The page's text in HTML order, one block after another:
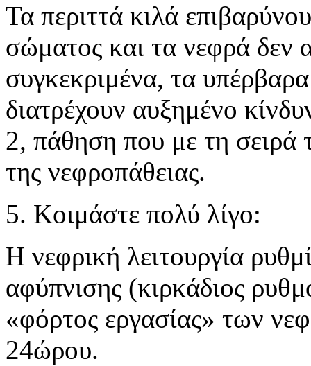
Τα περιττά κιλά
σώματος και τα νεφρά δεν
συγκεκριμένα, τα
διατρέχουν αυξημένο
2, πάθηση που με τη σειρά
της νεφροπάθειας.
5. Κοιμάστε πολύ λίγο:
Η νεφρική λειτουργία
αφύπνισης (κιρκάδιος
«φόρτος εργασίας» των
24ώρου.